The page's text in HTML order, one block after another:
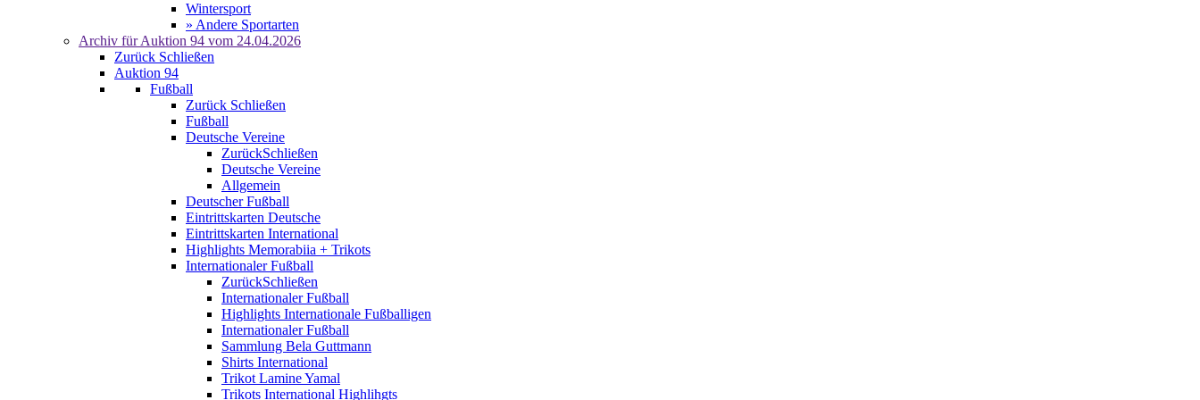
Wintersport
» Andere Sportarten
Archiv für Auktion 94 vom 24.04.2026
Zurück Schließen
Auktion 94
Fußball
Zurück Schließen
Fußball
Deutsche Vereine
ZurückSchließen
Deutsche Vereine
Allgemein
Deutscher Fußball
Eintrittskarten Deutsche
Eintrittskarten International
Highlights Memorabiia + Trikots
Internationaler Fußball
ZurückSchließen
Internationaler Fußball
Highlights Internationale Fußballigen
Internationaler Fußball
Sammlung Bela Guttmann
Shirts International
Trikot Lamine Yamal
Trikots International Highlihgts